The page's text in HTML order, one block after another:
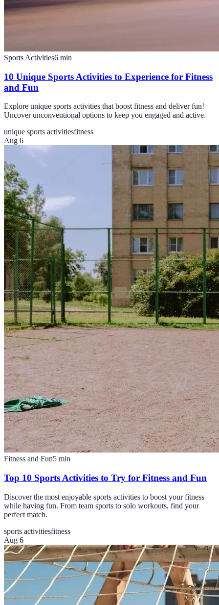
Sports Activities6 min
10 Unique Sports Activities to Experience for Fitness
and Fun
Explore unique sports activities that boost fitness and deliver fun!
Uncover unconventional options to keep you engaged and active.
unique sports activitiesfitness
Aug 6
Fitness and Fun5 min
Top 10 Sports Activities to Try for Fitness and Fun
Discover the most enjoyable sports activities to boost your fitness
while having fun. From team sports to solo workouts, find your
perfect match.
sports activitiesfitness
Aug 6